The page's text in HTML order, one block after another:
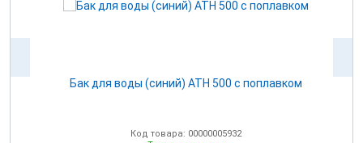
Бак для воды (синий) ATH 500 с поплавком
Код товара: 00000005932